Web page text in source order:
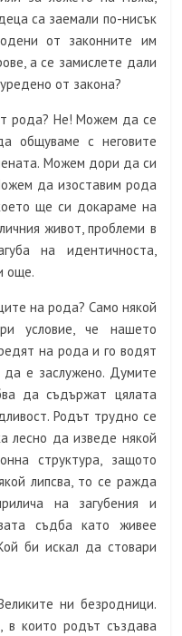
са заемали по-нисък
от законните им
а се замислете дали
от закона?
рода? Не! Можем да се
общуваме с неговите
Можем дори да си
да изоставим рода
ще си докараме на
живот, проблеми в
на идентичноста,
още.
на рода? Само някой
условие, че нашето
на рода и го водят
да е заслужено. Думите
да съдържат цялата
Родът трудно се
лесно да изведе някой
структура, защото
липсва, то се ражда
на загубения и
съдба като живее
би искал да стовари
ни безродници.
в които родът създава